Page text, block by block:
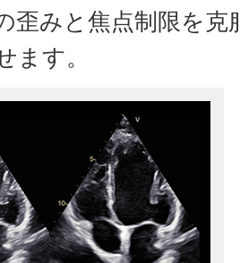
歪みと焦点制限を克
ます。